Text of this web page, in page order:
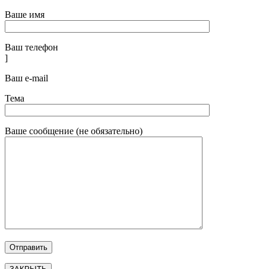
Ваше имя
Ваш телефон
]
Ваш e-mail
Тема
Ваше сообщение (не обязательно)